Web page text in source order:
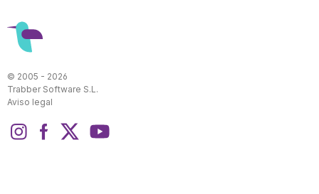
© 2005 - 2026
Trabber Software S.L.
Aviso legal